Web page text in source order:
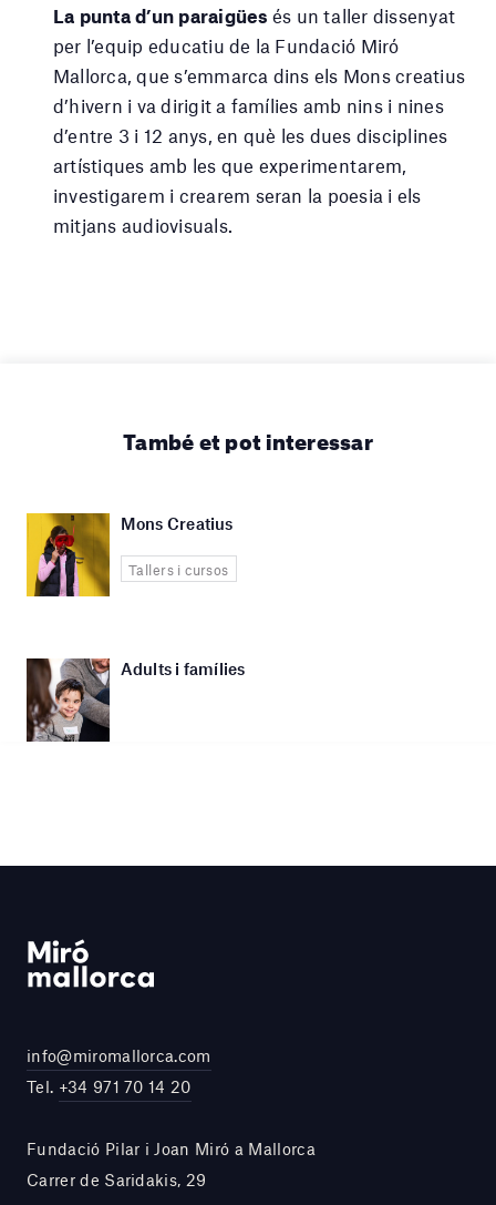
La punta d’un paraigües és un taller dissenyat
per l’equip educatiu de la Fundació Miró
Mallorca, que s’emmarca dins els Mons creatius
d’hivern i va dirigit a famílies amb nins i nines
d’entre 3 i 12 anys, en què les dues disciplines
artístiques amb les que experimentarem,
investigarem i crearem seran la poesia i els
mitjans audiovisuals.
També et pot interessar
Mons Creatius
Tallers i cursos
Adults i famílies
info@miromallorca.com
Tel. +34 971 70 14 20
Fundació Pilar i Joan Miró a Mallorca
Carrer de Saridakis, 29